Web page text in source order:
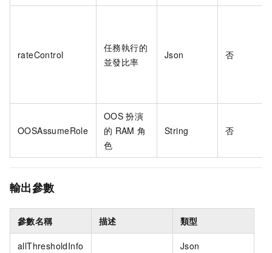
rateControl
任務執行的
並發比率
Json 否
OOSAssumeRole
OOS 扮演
的 RAM 角
色
String 否
輸出參數
參數名稱 描述 類型
allThresholdInfo Json